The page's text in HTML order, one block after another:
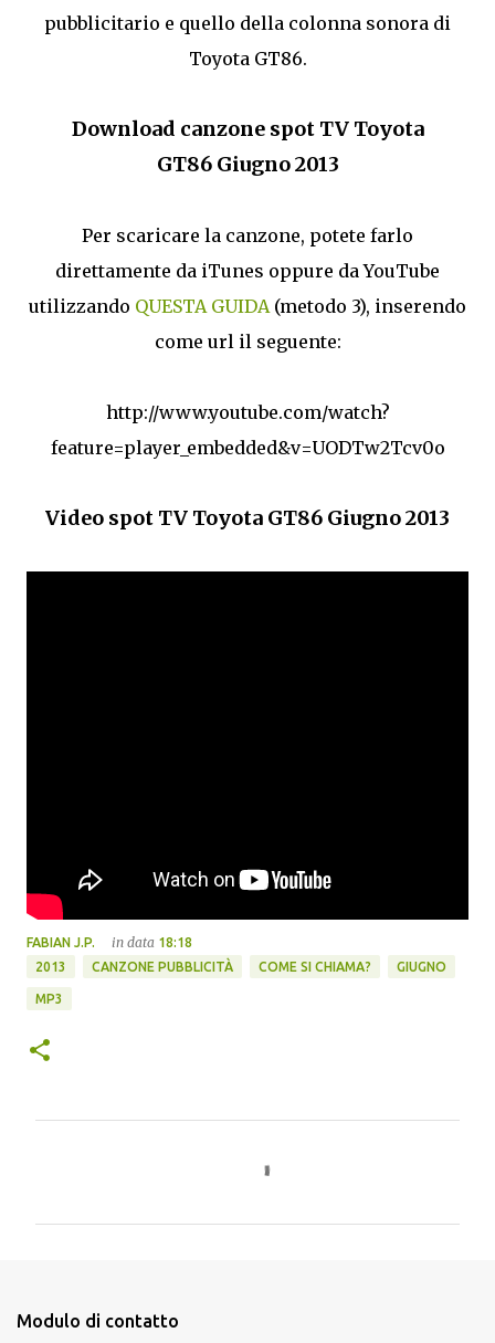
pubblicitario e quello della colonna sonora di
Toyota GT86.
Download canzone spot TV Toyota
GT86 Giugno 2013
Per scaricare la canzone, potete farlo
direttamente da iTunes oppure da YouTube
utilizzando QUESTA GUIDA (metodo 3), inserendo
come url il seguente:
http://www.youtube.com/watch?
feature=player_embedded&v=UODTw2Tcv0o
Video spot TV Toyota GT86 Giugno 2013
FABIAN J.P. in data 18:18
2013
CANZONE PUBBLICITÀ COME SI CHIAMA? GIUGNO
MP3
Modulo di contatto